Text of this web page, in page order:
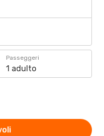
Passeggeri
1 adulto